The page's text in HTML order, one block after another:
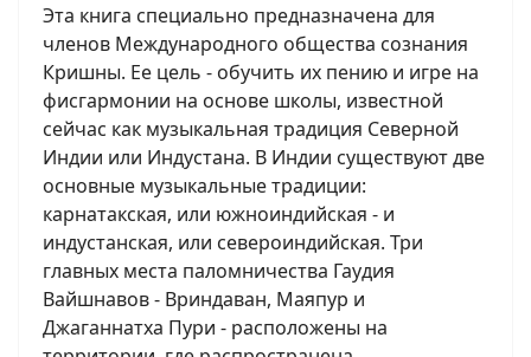
Эта книга специально предназначена для
членов Международного общества сознания
Кришны. Ее цель - обучить их пению и игре на
фисгармонии на основе школы, известной
сейчас как музыкальная традиция Северной
Индии или Индустана. В Индии существуют две
основные музыкальные традиции:
карнатакская, или южноиндийская - и
индустанская, или североиндийская. Три
главных места паломничества Гаудия
Вайшнавов - Вриндаван, Маяпур и
Джаганнатха Пури - расположены на